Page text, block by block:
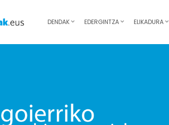
DENDAK EDERGINTZA ELIKADURA